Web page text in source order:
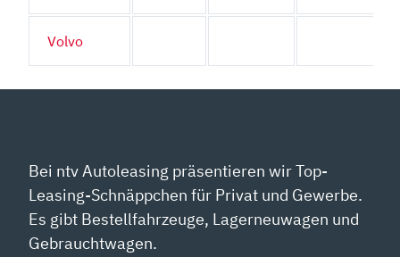
Volvo
Bei ntv Autoleasing präsentieren wir Top-
Leasing-Schnäppchen für Privat und Gewerbe.
Es gibt Bestellfahrzeuge, Lagerneuwagen und
Gebrauchtwagen.